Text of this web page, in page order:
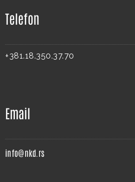
Telefon
+381.18.350.37.70
Email
info@nkd.rs